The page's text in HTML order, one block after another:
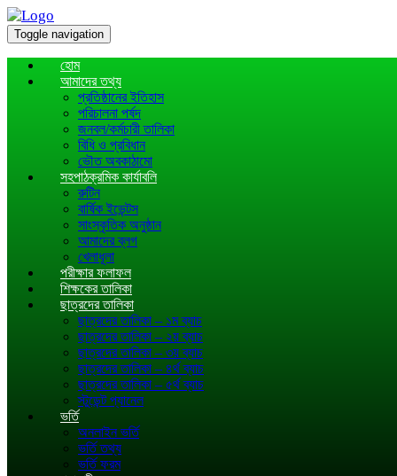
Toggle navigation
হোম
আমাদের তথ্য
প্রতিষ্ঠানের ইতিহাস
পরিচালনা পর্ষদ
জনবল/কর্মচারী তালিকা
বিধি ও প্রবিধান
ভৌত অবকাঠামো
সহপাঠক্রমিক কার্যাবলি
রুটিন
বার্ষিক ইভেন্টস
সাংস্কৃতিক অনুষ্ঠান
আমাদের ব্লগ
খেলাধূলা
পরীক্ষার ফলাফল
শিক্ষকের তালিকা
ছাত্রদের তালিকা
ছাত্রদের তালিকা – ১ম ব্যাচ
ছাত্রদের তালিকা – ২য় ব্যাচ
ছাত্রদের তালিকা – ৩য় ব্যাচ
ছাত্রদের তালিকা – ৪র্থ ব্যাচ
ছাত্রদের তালিকা – ৫র্থ ব্যাচ
স্টুডেন্ট প্যানেল
ভর্তি
অনলাইন ভর্তি
ভর্তি তথ্য
ভর্তি ফরম